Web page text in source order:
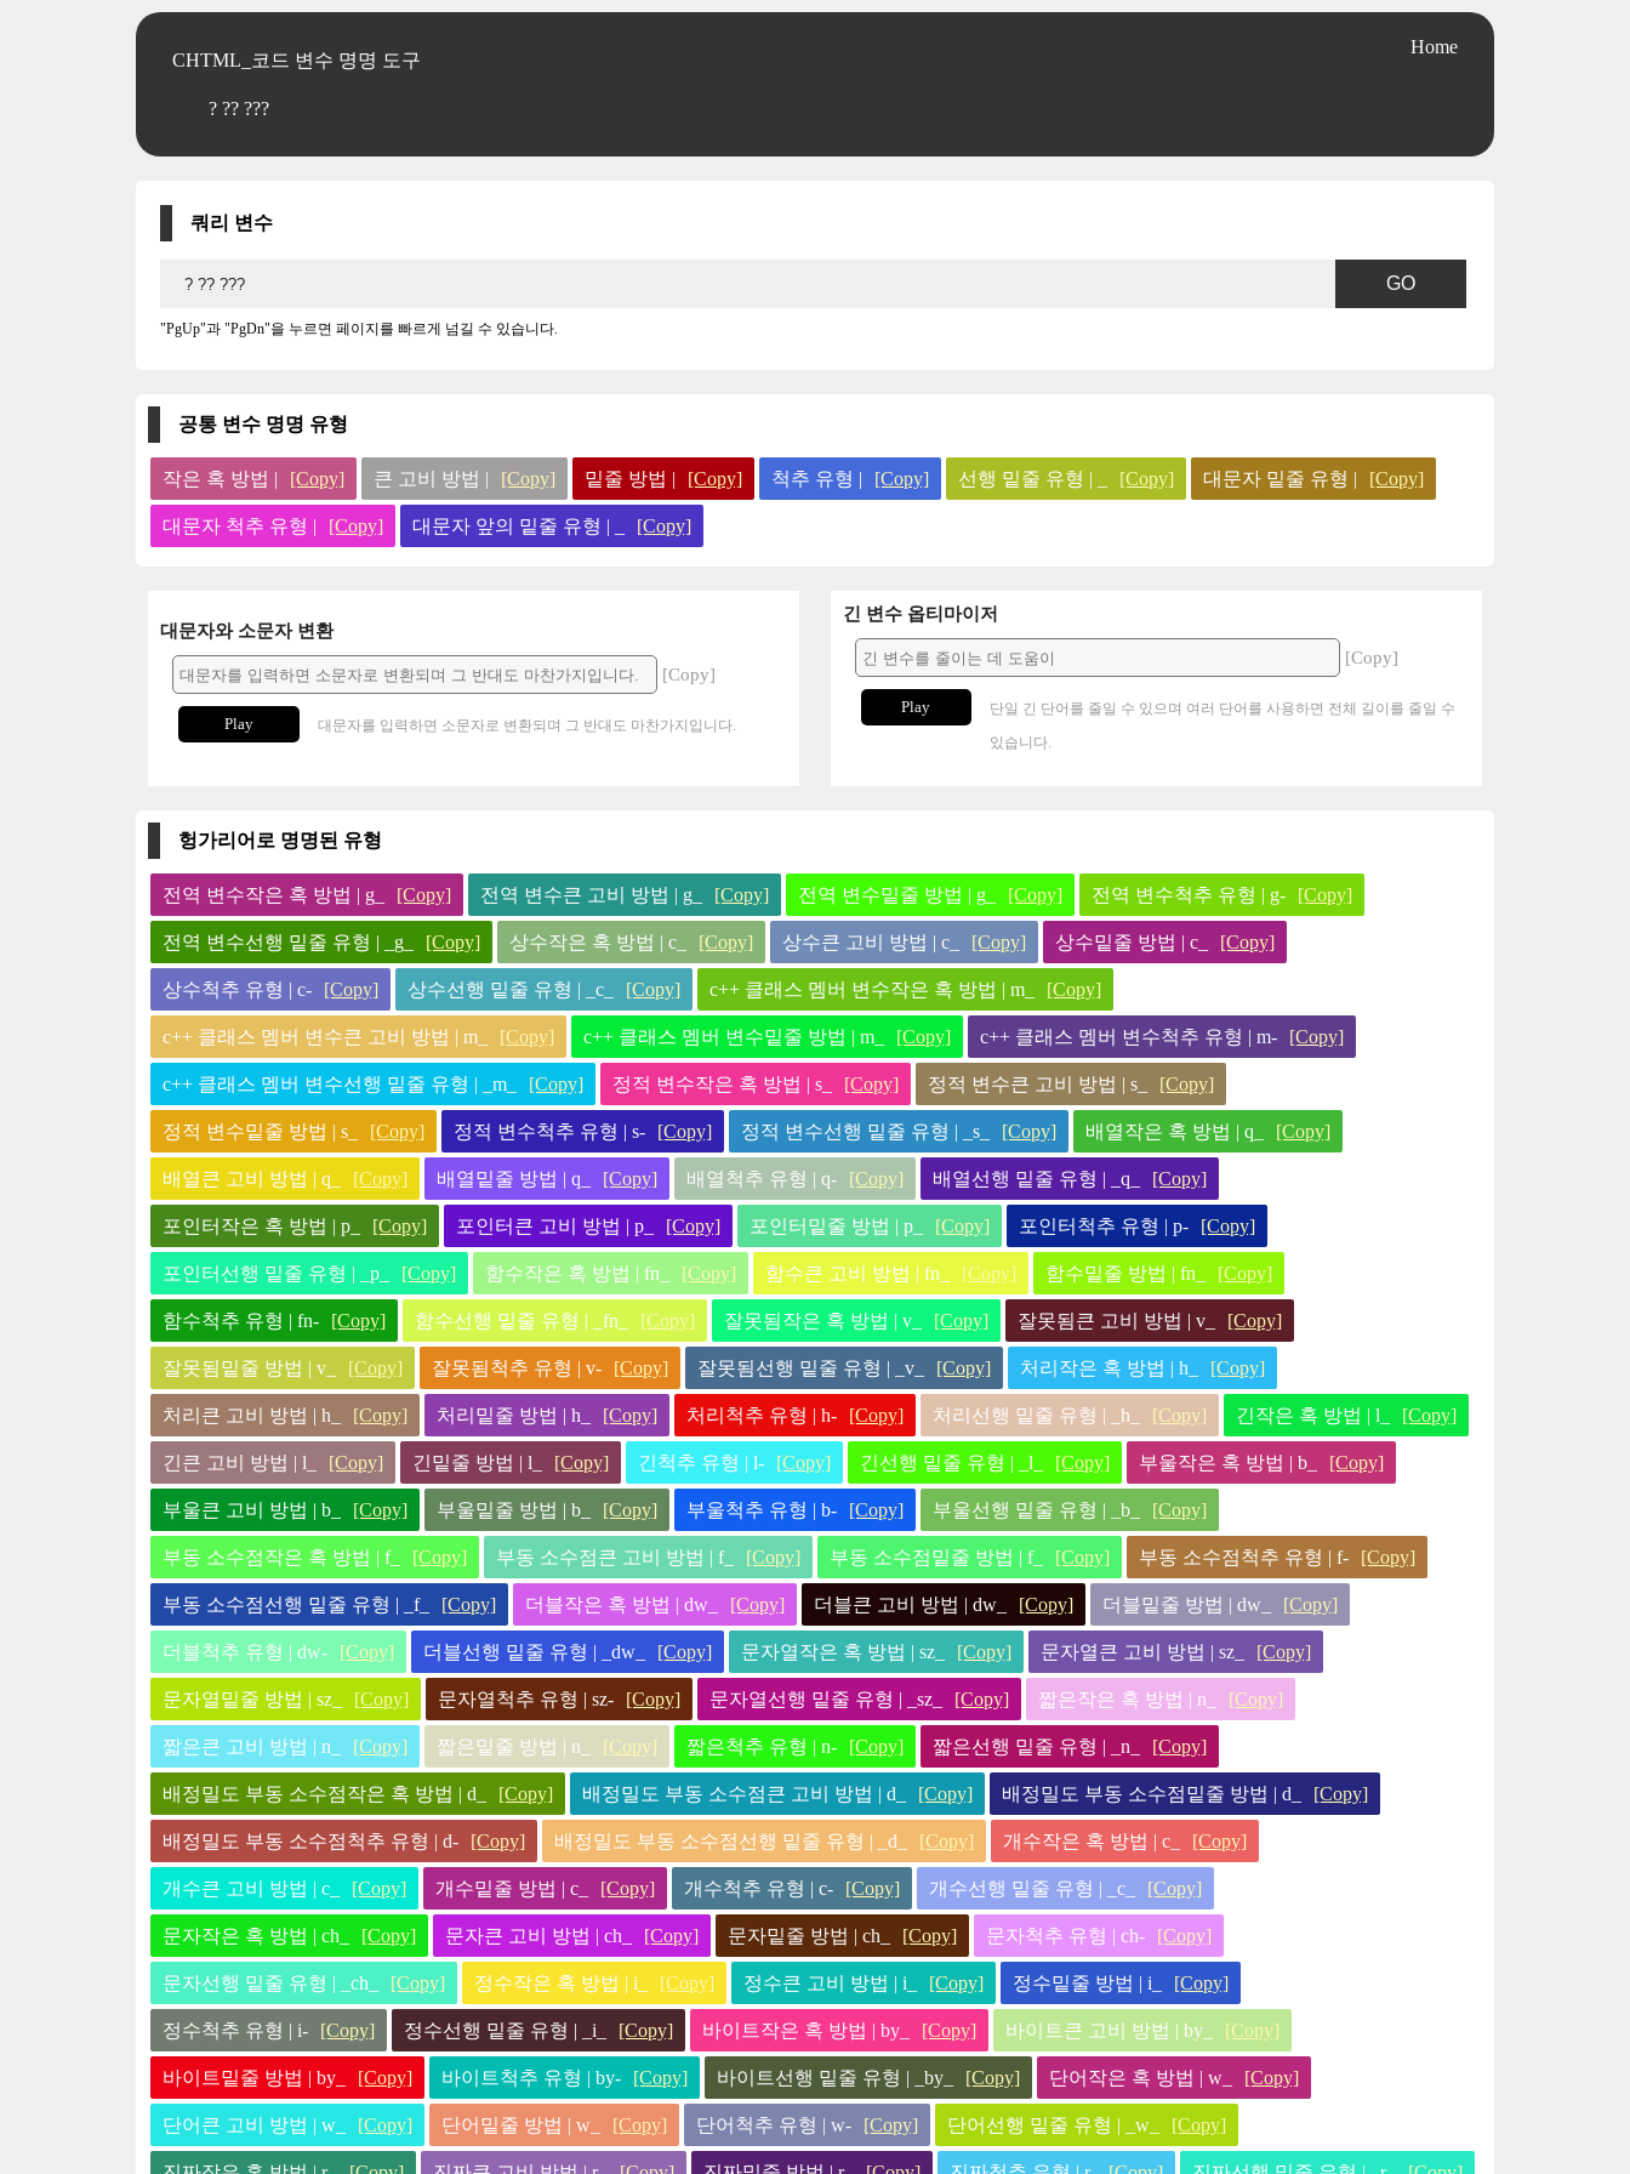
CHTML_코드 변수 명명 도구
? ?? ???
Home
쿼리 변수
"PgUp"과 "PgDn"을 누르면 페이지를 빠르게 넘길 수 있습니다.
공통 변수 명명 유형
작은 혹 방법 | [Copy] 큰 고비 방법 | [Copy] 밑줄 방법 | [Copy] 척추 유형 | [Copy] 선행 밑줄 유형 | _ [Copy] 대문자 밑줄 유형 | [Copy]
대문자 척추 유형 | [Copy] 대문자 앞의 밑줄 유형 | _ [Copy]
대문자와 소문자 변환
[Copy]
Play 대문자를 입력하면 소문자로 변환되며 그 반대도 마찬가지입니다.
긴 변수 옵티마이저
[Copy]
Play
단일 긴 단어를 줄일 수 있으며 여러 단어를 사용하면 전체 길이를 줄일 수
있습니다.
헝가리어로 명명된 유형
전역 변수작은 혹 방법 | g_ [Copy] 전역 변수큰 고비 방법 | g_ [Copy] 전역 변수밑줄 방법 | g_ [Copy] 전역 변수척추 유형 | g- [Copy]
전역 변수선행 밑줄 유형 | _g_ [Copy] 상수작은 혹 방법 | c_ [Copy] 상수큰 고비 방법 | c_ [Copy] 상수밑줄 방법 | c_ [Copy]
상수척추 유형 | c- [Copy] 상수선행 밑줄 유형 | _c_ [Copy] c++ 클래스 멤버 변수작은 혹 방법 | m_ [Copy]
c++ 클래스 멤버 변수큰 고비 방법 | m_ [Copy] c++ 클래스 멤버 변수밑줄 방법 | m_ [Copy] c++ 클래스 멤버 변수척추 유형 | m- [Copy]
c++ 클래스 멤버 변수선행 밑줄 유형 | _m_ [Copy] 정적 변수작은 혹 방법 | s_ [Copy] 정적 변수큰 고비 방법 | s_ [Copy]
정적 변수밑줄 방법 | s_ [Copy] 정적 변수척추 유형 | s- [Copy] 정적 변수선행 밑줄 유형 | _s_ [Copy] 배열작은 혹 방법 | q_ [Copy]
배열큰 고비 방법 | q_ [Copy] 배열밑줄 방법 | q_ [Copy] 배열척추 유형 | q- [Copy] 배열선행 밑줄 유형 | _q_ [Copy]
포인터작은 혹 방법 | p_ [Copy] 포인터큰 고비 방법 | p_ [Copy] 포인터밑줄 방법 | p_ [Copy] 포인터척추 유형 | p- [Copy]
포인터선행 밑줄 유형 | _p_ [Copy] 함수작은 혹 방법 | fn_ [Copy] 함수큰 고비 방법 | fn_ [Copy] 함수밑줄 방법 | fn_ [Copy]
함수척추 유형 | fn- [Copy] 함수선행 밑줄 유형 | _fn_ [Copy] 잘못됨작은 혹 방법 | v_ [Copy] 잘못됨큰 고비 방법 | v_ [Copy]
잘못됨밑줄 방법 | v_ [Copy] 잘못됨척추 유형 | v- [Copy] 잘못됨선행 밑줄 유형 | _v_ [Copy] 처리작은 혹 방법 | h_ [Copy]
처리큰 고비 방법 | h_ [Copy] 처리밑줄 방법 | h_ [Copy] 처리척추 유형 | h- [Copy] 처리선행 밑줄 유형 | _h_ [Copy] 긴작은 혹 방법 | l_ [Copy]
긴큰 고비 방법 | l_ [Copy] 긴밑줄 방법 | l_ [Copy] 긴척추 유형 | l- [Copy] 긴선행 밑줄 유형 | _l_ [Copy] 부울작은 혹 방법 | b_ [Copy]
부울큰 고비 방법 | b_ [Copy] 부울밑줄 방법 | b_ [Copy] 부울척추 유형 | b- [Copy] 부울선행 밑줄 유형 | _b_ [Copy]
부동 소수점작은 혹 방법 | f_ [Copy] 부동 소수점큰 고비 방법 | f_ [Copy] 부동 소수점밑줄 방법 | f_ [Copy] 부동 소수점척추 유형 | f- [Copy]
부동 소수점선행 밑줄 유형 | _f_ [Copy] 더블작은 혹 방법 | dw_ [Copy] 더블큰 고비 방법 | dw_ [Copy] 더블밑줄 방법 | dw_ [Copy]
더블척추 유형 | dw- [Copy] 더블선행 밑줄 유형 | _dw_ [Copy] 문자열작은 혹 방법 | sz_ [Copy] 문자열큰 고비 방법 | sz_ [Copy]
문자열밑줄 방법 | sz_ [Copy] 문자열척추 유형 | sz- [Copy] 문자열선행 밑줄 유형 | _sz_ [Copy] 짧은작은 혹 방법 | n_ [Copy]
짧은큰 고비 방법 | n_ [Copy] 짧은밑줄 방법 | n_ [Copy] 짧은척추 유형 | n- [Copy] 짧은선행 밑줄 유형 | _n_ [Copy]
배정밀도 부동 소수점작은 혹 방법 | d_ [Copy] 배정밀도 부동 소수점큰 고비 방법 | d_ [Copy] 배정밀도 부동 소수점밑줄 방법 | d_ [Copy]
배정밀도 부동 소수점척추 유형 | d- [Copy] 배정밀도 부동 소수점선행 밑줄 유형 | _d_ [Copy] 개수작은 혹 방법 | c_ [Copy]
개수큰 고비 방법 | c_ [Copy] 개수밑줄 방법 | c_ [Copy] 개수척추 유형 | c- [Copy] 개수선행 밑줄 유형 | _c_ [Copy]
문자작은 혹 방법 | ch_ [Copy] 문자큰 고비 방법 | ch_ [Copy] 문자밑줄 방법 | ch_ [Copy] 문자척추 유형 | ch- [Copy]
문자선행 밑줄 유형 | _ch_ [Copy] 정수작은 혹 방법 | i_ [Copy] 정수큰 고비 방법 | i_ [Copy] 정수밑줄 방법 | i_ [Copy]
정수척추 유형 | i- [Copy] 정수선행 밑줄 유형 | _i_ [Copy] 바이트작은 혹 방법 | by_ [Copy] 바이트큰 고비 방법 | by_ [Copy]
바이트밑줄 방법 | by_ [Copy] 바이트척추 유형 | by- [Copy] 바이트선행 밑줄 유형 | _by_ [Copy] 단어작은 혹 방법 | w_ [Copy]
단어큰 고비 방법 | w_ [Copy] 단어밑줄 방법 | w_ [Copy] 단어척추 유형 | w- [Copy] 단어선행 밑줄 유형 | _w_ [Copy]